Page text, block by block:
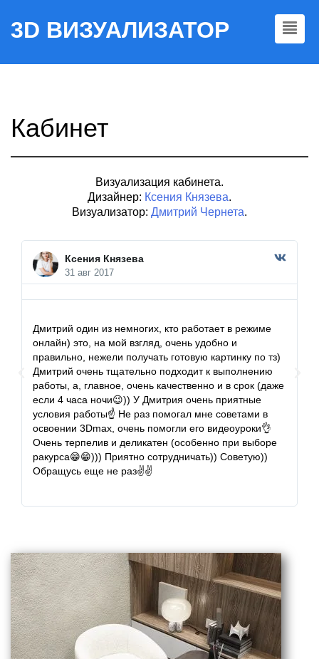
3D ВИЗУАЛИЗАТОР
Кабинет
Визуализация кабинета.
Дизайнер: Ксения Князева.
Визуализатор: Дмитрий Чернета.
Ксения Князева
31 авг 2017
Дмитрий один из немногих, кто работает в режиме
онлайн) это, на мой взгляд, очень удобно и
правильно, нежели получать готовую картинку по тз)
Дмитрий очень тщательно подходит к выполнению
работы, а, главное, очень качественно и в срок (даже
если 4 часа ночи😉)) У Дмитрия очень приятные
условия работы☝ Не раз помогал мне советами в
освоении 3Dmax, очень помогли его видеоуроки👌
Очень терпелив и деликатен (особенно при выборе
ракурса😁😁))) Приятно сотрудничать)) Советую))
Обращусь еще не раз✌✌